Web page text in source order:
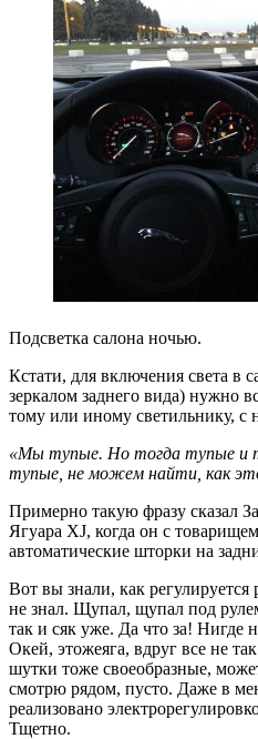
Подсветка салона ночью.
Кстати, для включения света в
зеркалом заднего вида) нужно
тому или иному светильнику, с
«Мы тупые. Но тогда тупые и
тупые, не можем найти, как
Примерно такую фразу сказал
Ягуара XJ, когда он с
автоматические шторки на
Вот вы знали, как
не знал. Щупал, щупал под
так и сяк уже. Да что за! Нигде
Окей, этожеяга, вдруг все не
шутки тоже своеобразные,
смотрю рядом, пусто. Даже в
реализовано
Тщетно.